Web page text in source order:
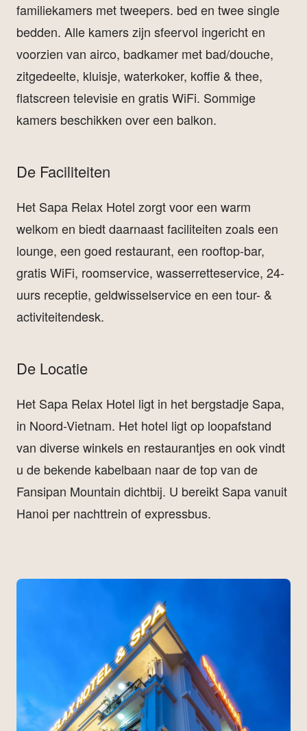
familiekamers met tweepers. bed en twee single
bedden. Alle kamers zijn sfeervol ingericht en
voorzien van airco, badkamer met bad/douche,
zitgedeelte, kluisje, waterkoker, koffie & thee,
flatscreen televisie en gratis WiFi. Sommige
kamers beschikken over een balkon.
De Faciliteiten
Het Sapa Relax Hotel zorgt voor een warm
welkom en biedt daarnaast faciliteiten zoals een
lounge, een goed restaurant, een rooftop-bar,
gratis WiFi, roomservice, wasserretteservice, 24-
uurs receptie, geldwisselservice en een tour- &
activiteitendesk.
De Locatie
Het Sapa Relax Hotel ligt in het bergstadje Sapa,
in Noord-Vietnam. Het hotel ligt op loopafstand
van diverse winkels en restaurantjes en ook vindt
u de bekende kabelbaan naar de top van de
Fansipan Mountain dichtbij. U bereikt Sapa vanuit
Hanoi per nachttrein of expressbus.